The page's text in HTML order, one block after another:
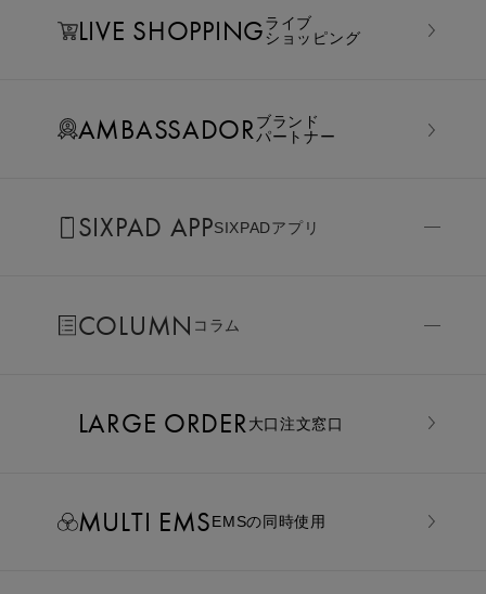
LIVE SHOPPINGライブ
ショッピング
AMBASSADORブランド
パートナー
SIXPAD APPSIXPADアプリ
COLUMN コラム
LARGE ORDER⼤⼝注⽂窓⼝
MULTI EMSEMSの同時使用